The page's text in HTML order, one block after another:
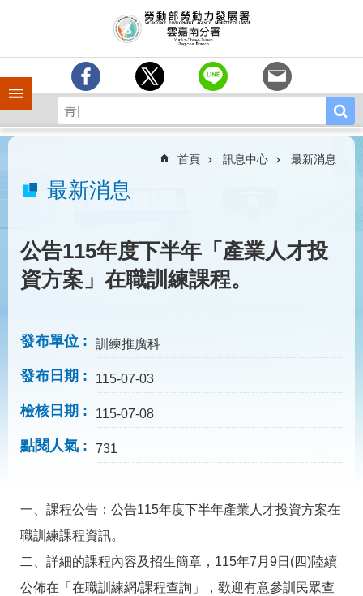
手機側欄
中
分
簡
業
務
相
關
常
見
問
答
民
網
站
導
回
首
頁
首頁 訊息中心 最新消息
最新消息
公告115年度下半年「產業人才投
資方案」在職訓練課程。
發布單位 訓練推廣科
發布日期 115-07-03
檢核日期 115-07-08
點閱人氣 731
一、課程公告：公告115年度下半年產業人才投資方案在
職訓練課程資訊。
二、詳細的課程內容及招生簡章，115年7月9日(四)陸續
公佈在「在職訓練網/課程查詢」，歡迎有意參訓民眾查